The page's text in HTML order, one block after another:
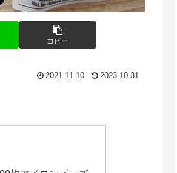
コピー
2021.11.10 2023.10.31